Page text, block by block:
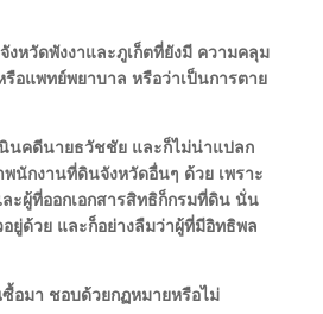
หวัดพังงาและภูเก็ตที่ยังมี ความคลุม
อแพทย์พยาบาล หรือว่าเป็นการตาย
นินคดีนายธวัชชัย และก็ไม่น่าแปลก
นักงานที่ดินจังหวัดอื่นๆ ด้วย เพราะ
ะผู้ที่ออกเอกสารสิทธิก็กรมที่ดิน นั่น
ยู่ด้วย และก็อย่างลืมว่าผู้ที่มีอิทธิพล
อมา ชอบด้วยกฏหมายหรือไม่